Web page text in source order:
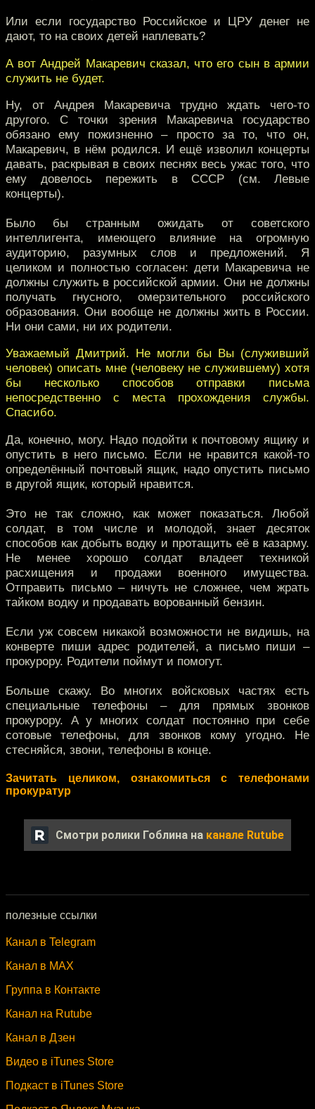
Или если государство Российское и ЦРУ денег не
дают, то на своих детей наплевать?
А вот Андрей Макаревич сказал, что его сын в армии
служить не будет.
Ну, от Андрея Макаревича трудно ждать чего-то
другого. С точки зрения Макаревича государство
обязано ему пожизненно – просто за то, что он,
Макаревич, в нём родился. И ещё изволил концерты
давать, раскрывая в своих песнях весь ужас того, что
ему довелось пережить в СССР (см. Левые
концерты).
Было бы странным ожидать от советского
интеллигента, имеющего влияние на огромную
аудиторию, разумных слов и предложений. Я
целиком и полностью согласен: дети Макаревича не
должны служить в российской армии. Они не должны
получать гнусного, омерзительного российского
образования. Они вообще не должны жить в России.
Ни они сами, ни их родители.
Уважаемый Дмитрий. Не могли бы Вы (служивший
человек) описать мне (человеку не служившему) хотя
бы несколько способов отправки письма
непосредственно с места прохождения службы.
Спасибо.
Да, конечно, могу. Надо подойти к почтовому ящику и
опустить в него письмо. Если не нравится какой-то
определённый почтовый ящик, надо опустить письмо
в другой ящик, который нравится.
Это не так сложно, как может показаться. Любой
солдат, в том числе и молодой, знает десяток
способов как добыть водку и протащить её в казарму.
Не менее хорошо солдат владеет техникой
расхищения и продажи военного имущества.
Отправить письмо – ничуть не сложнее, чем жрать
тайком водку и продавать ворованный бензин.
Если уж совсем никакой возможности не видишь, на
конверте пиши адрес родителей, а письмо пиши –
прокурору. Родители поймут и помогут.
Больше скажу. Во многих войсковых частях есть
специальные телефоны – для прямых звонков
прокурору. А у многих солдат постоянно при себе
сотовые телефоны, для звонков кому угодно. Не
стесняйся, звони, телефоны в конце.
Зачитать целиком, ознакомиться с телефонами
прокуратур
Смотри ролики Гоблина на канале Rutube
полезные ссылки
Канал в Telegram
Канал в MAX
Группа в Контакте
Канал на Rutube
Канал в Дзен
Видео в iTunes Store
Подкаст в iTunes Store